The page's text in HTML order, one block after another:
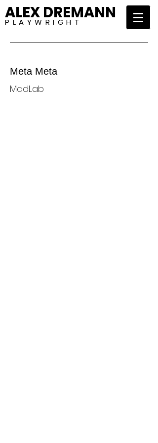
ALEX DREMANN
P L A Y W R I G H T
Meta Meta
MadLab